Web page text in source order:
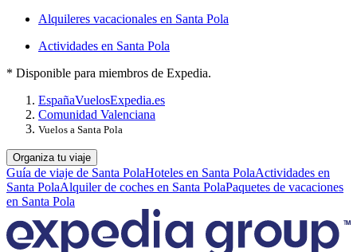
Alquileres vacacionales en Santa Pola
Actividades en Santa Pola
* Disponible para miembros de Expedia.
EspañaVuelosExpedia.es
Comunidad Valenciana
Vuelos a Santa Pola
Organiza tu viaje
Guía de viaje de Santa PolaHoteles en Santa PolaActividades en
Santa PolaAlquiler de coches en Santa PolaPaquetes de vacaciones
en Santa Pola